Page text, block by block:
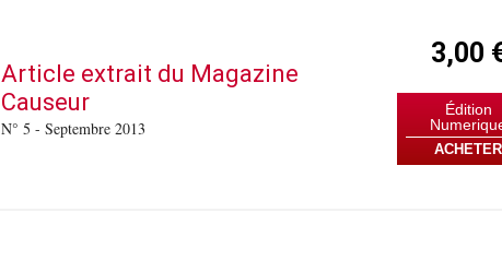
Article extrait du Magazine
Causeur
N° 5 - Septembre 2013
3,00
Édition
ACHETER